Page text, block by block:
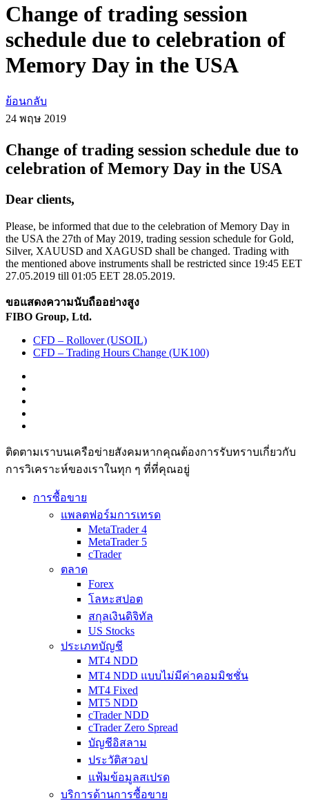
Change of trading session
schedule due to celebration of
Memory Day in the USA
ย้อนกลับ
24 พฤษ 2019
Change of trading session schedule due to
celebration of Memory Day in the USA
Dear clients,
Please, be informed that due to the celebration of Memory Day in
the USA the 27th of May 2019, trading session schedule for Gold,
Silver, XAUUSD and XAGUSD shall be changed. Trading with
the mentioned above instruments shall be restricted since 19:45 EET
27.05.2019 till 01:05 EET 28.05.2019.
ขอแสดงความนับถืออย่างสูง
FIBO Group, Ltd.
CFD – Rollover (USOIL)
CFD – Trading Hours Change (UK100)
ติดตามเราบนเครือข่ายสังคมหากคุณต้องการรับทราบเกี่ยวกับ
การวิเ­คราะห์ของเราในทุก ๆ ที่ที่คุณอยู่
การซื้อขาย
แพลตฟอร์มการเทรด
MetaTrader 4
MetaTrader 5
cTrader
ตลาด
Forex
โลหะสปอต
สกุลเงินดิจิทัล
US Stocks
ประเภทบัญชี
MT4 NDD
MT4 NDD แบบไม่มีค่าคอมมิชชั่น
MT4 Fixed
MT5 NDD
cTrader NDD
cTrader Zero Spread
บัญชีอิสลาม
ประวัติสวอป
แฟ้มข้อมูลสเปรด
บริการด้านการซื้อขาย